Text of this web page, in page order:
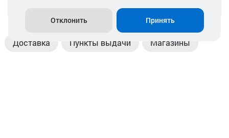
Доставка Пункты выдачи Магазины
Отклонить Принять